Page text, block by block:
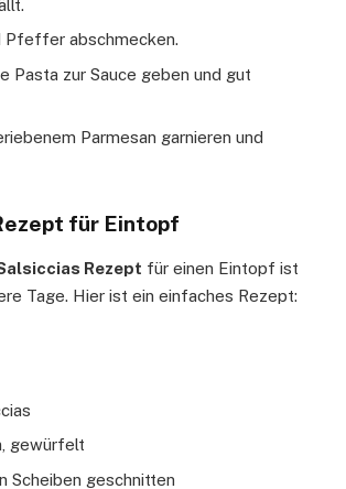
Pfeffer abschmecken.
Pasta zur Sauce geben und gut
Parmesan garnieren und
für Eintopf
Rezept für einen Eintopf ist
Tage. Hier ist ein einfaches Rezept:
gewürfelt
Scheiben geschnitten